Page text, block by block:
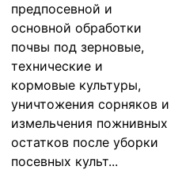
предпосевной и
основной обработки
почвы под зерновые,
технические и
кормовые культуры,
уничтожения сорняков и
измельчения пожнивных
остатков после уборки
посевных культ...